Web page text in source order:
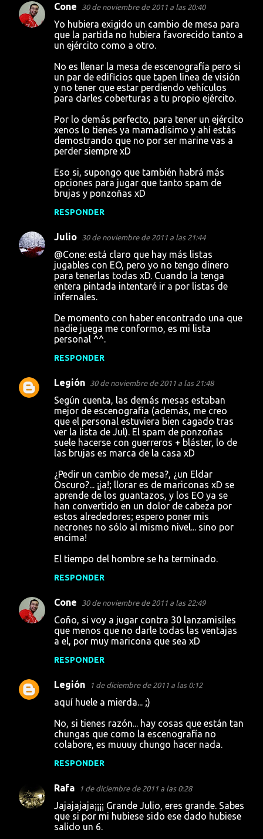
C
Cone 30 de noviembre de 2011 a las 20:40
Yo hubiera exigido un cambio de mesa para
que la partida no hubiera favorecido tanto a
un ejército como a otro.
No es llenar la mesa de escenografía pero si
un par de edificios que tapen linea de visión
y no tener que estar perdiendo vehículos
para darles coberturas a tu propio ejército.
Por lo demás perfecto, para tener un ejército
xenos lo tienes ya mamadísimo y ahí estás
demostrando que no por ser marine vas a
perder siempre xD
Eso si, supongo que también habrá más
opciones para jugar que tanto spam de
brujas y ponzoñas xD
RESPONDER
Julio 30 de noviembre de 2011 a las 21:44
@Cone: está claro que hay más listas
jugables con EO, pero yo no tengo dinero
para tenerlas todas xD. Cuando la tenga
entera pintada intentaré ir a por listas de
infernales.
De momento con haber encontrado una que
nadie juega me conformo, es mi lista
personal ^^.
RESPONDER
Legión 30 de noviembre de 2011 a las 21:48
Según cuenta, las demás mesas estaban
mejor de escenografía (además, me creo
que el personal estuviera bien cagado tras
ver la lista de Jul). El spam de ponzoñas
suele hacerse con guerreros + bláster, lo de
las brujas es marca de la casa xD
¿Pedir un cambio de mesa?, ¿un Eldar
Oscuro?... ¡ja!; llorar es de mariconas xD se
aprende de los guantazos, y los EO ya se
han convertido en un dolor de cabeza por
estos alrededores; espero poner mis
necrones no sólo al mismo nivel... sino por
encima!
El tiempo del hombre se ha terminado.
RESPONDER
Cone 30 de noviembre de 2011 a las 22:49
Coño, si voy a jugar contra 30 lanzamisiles
que menos que no darle todas las ventajas
a el, por muy maricona que sea xD
RESPONDER
Legión 1 de diciembre de 2011 a las 0:12
aquí huele a mierda... ;)
No, si tienes razón... hay cosas que están tan
chungas que como la escenografía no
colabore, es muuuy chungo hacer nada.
RESPONDER
Rafa 1 de diciembre de 2011 a las 0:28
Jajajajaja¡¡¡¡ Grande Julio, eres grande. Sabes
que si por mi hubiese sido ese dado hubiese
salido un 6.